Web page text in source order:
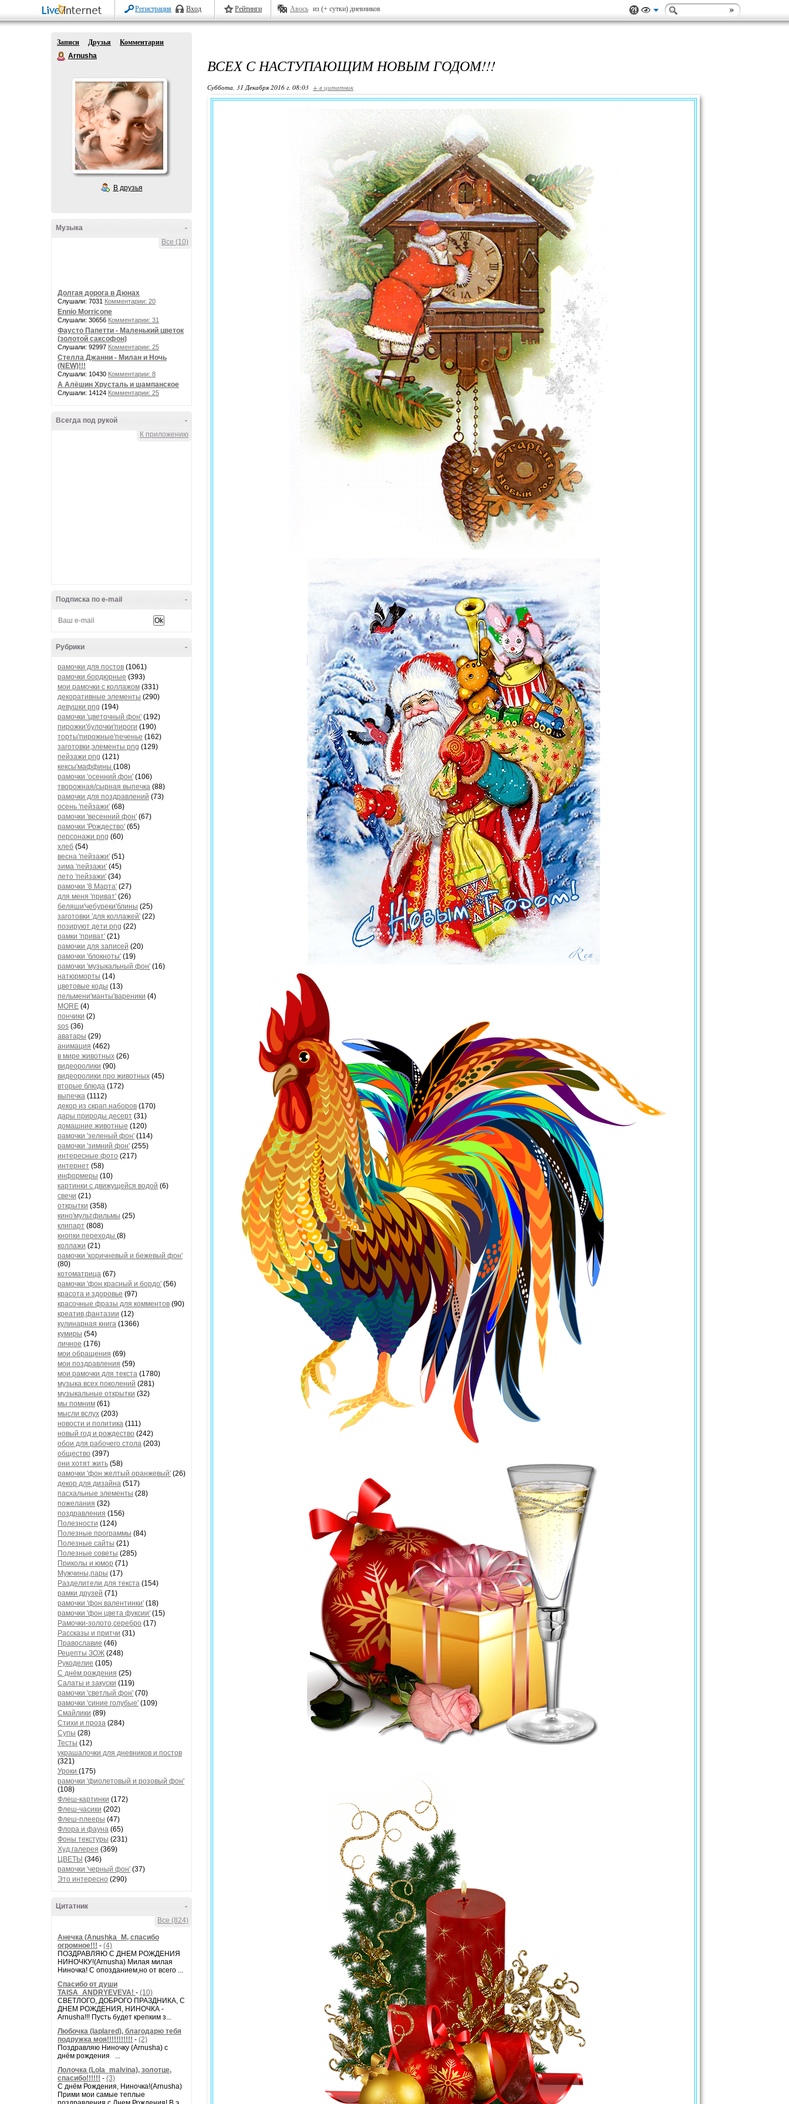
Регистрация Вход Рейтинги Авось из (+ сутки) дневников
Записи Друзья
Комментарии
Arnusha
В друзья
-
Музыка
Все (10)
Долгая дорога в Дюнах
Слушали: 7031 Комментарии: 20
Ennio Morricone
Слушали: 30656 Комментарии: 31
Фаусто Папетти - Маленький цветок
(золотой саксофон)
Слушали: 92997 Комментарии: 25
Стелла Джанни - Милан и Ночь
(NEW)!!!
Слушали: 10430 Комментарии: 8
А Алёшин Хрусталь и шампанское
Слушали: 14124 Комментарии: 25
-
Всегда под рукой
К приложению
-
Подписка по e-mail
-
Рубрики
рамочки для постов (1061)
рамочки бордюрные (393)
мои рамочки с коллажом (331)
декоративные элементы (290)
девушки png (194)
рамочки 'цветочный фон' (192)
пирожки'булочки'пироги (190)
торты'пирожные'печенье (162)
заготовки,элементы png (129)
пейзажи png (121)
кексы'маффины (108)
рамочки 'осенний фон' (106)
творожная/сырная выпечка (88)
рамочки для поздравлений (73)
осень 'пейзажи' (68)
рамочки 'весенний фон' (67)
рамочки 'Рождество' (65)
персонажи png (60)
хлеб (54)
весна 'пейзажи' (51)
зима 'пейзажи' (45)
лето 'пейзажи' (34)
рамочки '8 Марта' (27)
для меня 'приват' (26)
беляши'чебуреки'блины (25)
заготовки 'для коллажей' (22)
позируют дети png (22)
рамки 'приват' (21)
рамочки для записей (20)
рамочки 'блокноты' (19)
рамочки 'музыкальный фон' (16)
натюрморты (14)
цветовые коды (13)
пельмени'манты'вареники (4)
MORE (4)
пончики (2)
sos (36)
аватары (29)
анимация (462)
в мире животных (26)
видеоролики (90)
видеоролики про животных (45)
вторые блюда (172)
выпечка (1112)
декор из скрап.наборов (170)
дары природы десерт (31)
домашние животные (120)
рамочки 'зеленый фон' (114)
рамочки 'зимний фон' (255)
интересные фото (217)
интернет (58)
информеры (10)
картинки с движущейся водой (6)
свечи (21)
открытки (358)
кино'мультфильмы (25)
клипарт (808)
кнопки переходы (8)
коллажи (21)
рамочки 'коричневый и бежевый фон'
(80)
котоматрица (67)
рамочки 'фон красный и бордо' (56)
красота и здоровье (97)
красочные фразы для комментов (90)
креатив,фантазии (12)
кулинарная книга (1366)
кумиры (54)
личное (176)
мои обращения (69)
мои поздравления (59)
мои рамочки для текста (1780)
музыка всех поколений (281)
музыкальные открытки (32)
мы помним (61)
мысли вслух (203)
новости и политика (111)
новый год и рождество (242)
обои для рабочего стола (203)
общество (397)
они хотят жить (58)
рамочки 'фон желтый оранжевый' (26)
декор для дизайна (517)
пасхальные элементы (28)
пожелания (32)
поздравления (156)
Полезности (124)
Полезные программы (84)
Полезные сайты (21)
Полезные советы (285)
Приколы и юмор (71)
Мужчины,пары (17)
Разделители для текста (154)
рамки друзей (71)
рамочки 'фон валентинки' (18)
рамочки 'фон цвета фуксии' (15)
Рамочки-золото,серебро (17)
Рассказы и притчи (31)
Православие (46)
Рецепты ЗОЖ (248)
Рукоделие (105)
С днём рождения (25)
Салаты и закуски (119)
рамочки 'светлый фон' (70)
рамочки 'синие голубые' (109)
Смайлики (89)
Стихи и проза (284)
Супы (28)
Тесты (12)
украшалочки для дневников и постов
(321)
Уроки (175)
рамочки 'фиолетовый и розовый фон'
(108)
Флеш-картинки (172)
Флеш-часики (202)
Флеш-плееры (47)
Флора и фауна (65)
Фоны текстуры (231)
Худ.галерея (369)
ЦВЕТЫ (346)
рамочки 'черный фон' (37)
Это интересно (290)
-
Цитатник
Все (824)
Анечка (Anushka_M, спасибо
огромное!!! - (4)
ПОЗДРАВЛЯЮ С ДНЕМ РОЖДЕНИЯ
НИНОЧКУ!(Arnusha) Милая милая
Ниночка! С опозданием,но от всего ...
Спасибо от души
TAISA_ANDRYEVEVA! - (10)
СВЕТЛОГО, ДОБРОГО ПРАЗДНИКА, С
ДНЕМ РОЖДЕНИЯ, НИНОЧКА -
Arnusha!!! Пусть будет крепким з...
Любочка (laplared), благодарю тебя
подружка моя!!!!!!!!!!! - (2)
Поздравляю Ниночку (Arnusha) с
днём рождения ...
Лолочка (Lola_malvina), золотце,
спасибо!!!!!! - (3)
С днём Рождения, Ниночка!(Аrnusha)
Прими мои самые теплые
ВСЕХ С НАСТУПАЮЩИМ НОВЫМ ГОДОМ!!!
Суббота, 31 Декабря 2016 г. 08:03 + в цитатник